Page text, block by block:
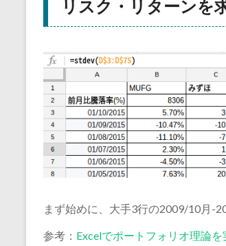
リスク・リターンを
まず始めに、大手3行の2009/10月-
参考： Excelでポートフォリオ理論